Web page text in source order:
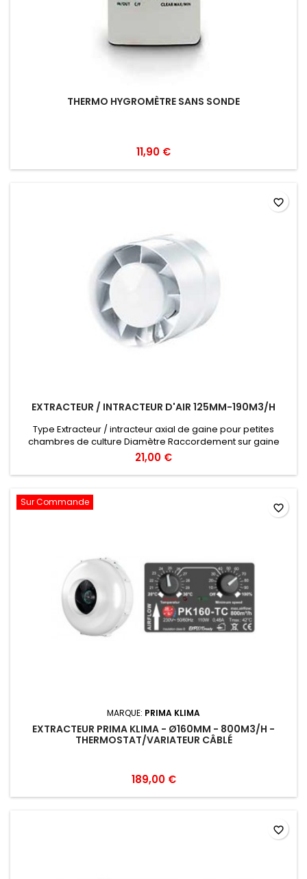
THERMO HYGROMÈTRE SANS SONDE
11,90 €
EXTRACTEUR / INTRACTEUR D'AIR 125MM-190M3/H
Type Extracteur / intracteur axial de gaine pour petites
chambres de culture Diamètre Raccordement sur gaine
ronde Ø 125 mm Débit d’air Débit nominal annoncé de
190 m³/h (valeur laboratoire, hors pertes de charge)
Puissance / alimentation Environ 20 W, alimentation 220–
fonctionnement continu (vendu...
21,00 €
favorite_border
Sur Commande
MARQUE: PRIMA KLIMA
EXTRACTEUR PRIMA KLIMA - Ø160MM - 800M3/H -
THERMOSTAT/VARIATEUR CÂBLÉ
189,00 €
favorite_border
favorite_border